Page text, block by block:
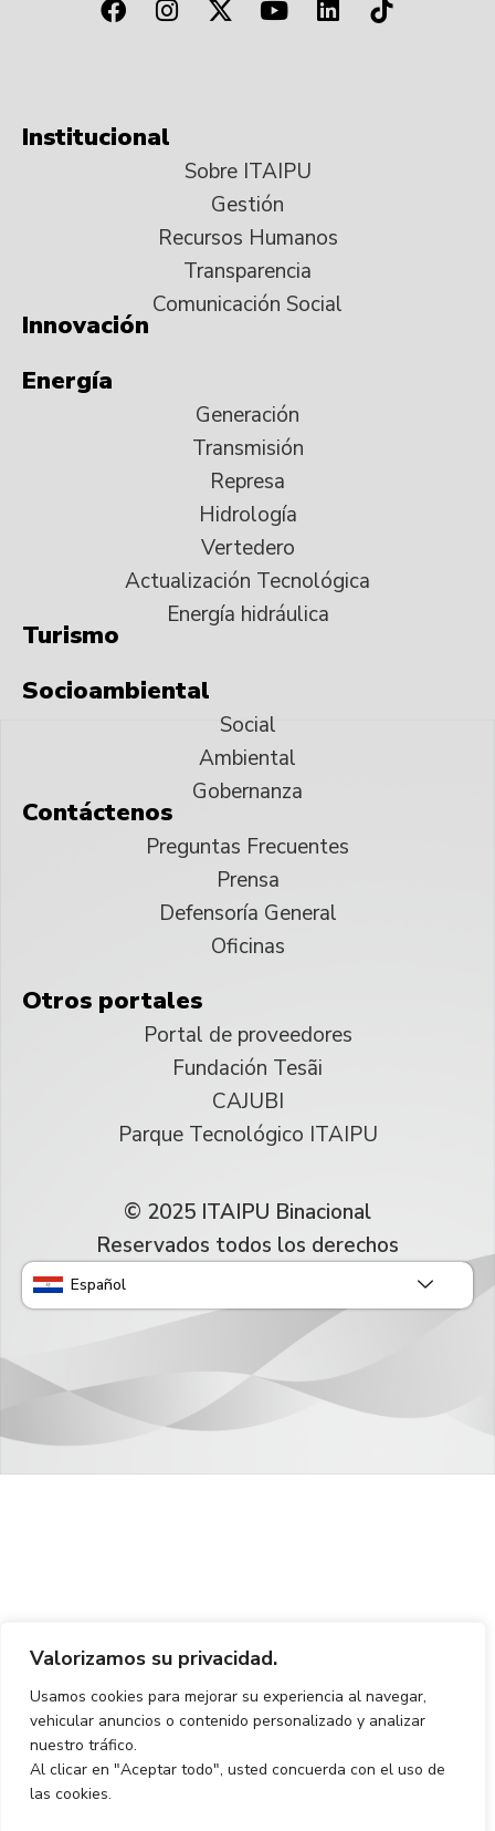
Valorizamos su privacidad.
Usamos cookies para mejorar su experiencia al navegar,
vehicular anuncios o contenido personalizado y analizar
nuestro tráfico.
Al clicar en "Aceptar todo", usted concuerda con el uso de
las cookies.
Institucional
Sobre ITAIPU
Gestión
Recursos Humanos
Transparencia
Comunicación Social
Innovación
Energía
Generación
Transmisión
Represa
Hidrología
Vertedero
Actualización Tecnológica
Energía hidráulica
Turismo
Socioambiental
Social
Ambiental
Gobernanza
Contáctenos
Preguntas Frecuentes
Prensa
Defensoría General
Oficinas
Otros portales
Portal de proveedores
Fundación Tesãi
CAJUBI
Parque Tecnológico ITAIPU
© 2025 ITAIPU Binacional
Reservados todos los derechos
Español